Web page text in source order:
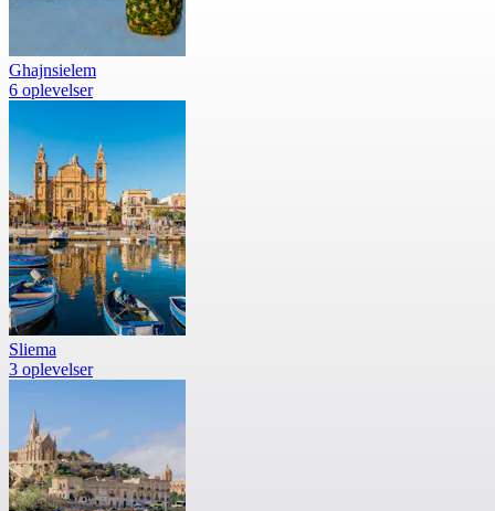
Ghajnsielem
6 oplevelser
Sliema
3 oplevelser